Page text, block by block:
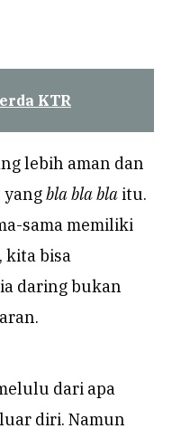
KTR
lebih aman dan
yangbla bla blaitu.
sama memiliki
kita bisa
daring bukan
dari apa
diri. Namun